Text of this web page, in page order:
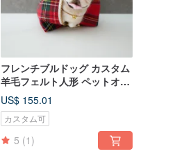
フレンチブルドッグ カスタム
羊毛フェルト人形 ペットオー
ダーメイド ドゥドゥシリーズ
赤チェック柄ペットバッグ
US$ 155.01
カスタム可
5 (1)